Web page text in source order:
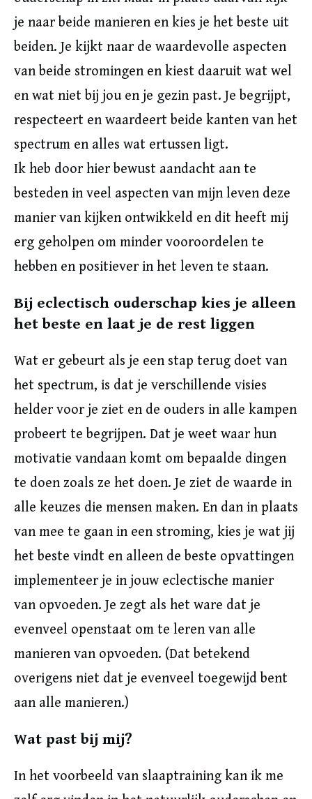
je naar beide manieren en kies je het beste uit
beiden. Je kijkt naar de waardevolle aspecten
van beide stromingen en kiest daaruit wat wel
en wat niet bij jou en je gezin past. Je begrijpt,
respecteert en waardeert beide kanten van het
spectrum en alles wat ertussen ligt.
Ik heb door hier bewust aandacht aan te
besteden in veel aspecten van mijn leven deze
manier van kijken ontwikkeld en dit heeft mij
erg geholpen om minder vooroordelen te
hebben en positiever in het leven te staan.
Bij eclectisch ouderschap kies je alleen
het beste en laat je de rest liggen
Wat er gebeurt als je een stap terug doet van
het spectrum, is dat je verschillende visies
helder voor je ziet en de ouders in alle kampen
probeert te begrijpen. Dat je weet waar hun
motivatie vandaan komt om bepaalde dingen
te doen zoals ze het doen. Je ziet de waarde in
alle keuzes die mensen maken. En dan in plaats
van mee te gaan in een stroming, kies je wat jij
het beste vindt en alleen de beste opvattingen
implementeer je in jouw eclectische manier
van opvoeden. Je zegt als het ware dat je
evenveel openstaat om te leren van alle
manieren van opvoeden. (Dat betekend
overigens niet dat je evenveel toegewijd bent
aan alle manieren.)
Wat past bij mij?
In het voorbeeld van slaaptraining kan ik me